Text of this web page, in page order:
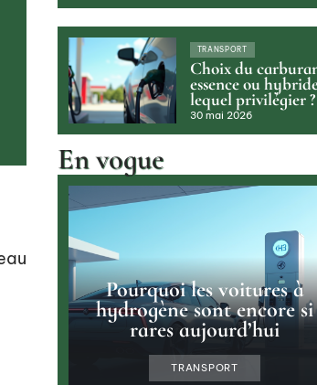
TRANSPORT
Choix du
essence ou
lequel privilégier ?
30 mai 2026
En vogue
Pourquoi les voitures à
hydrogène sont encore si
rares aujourd’hui
TRANSPORT